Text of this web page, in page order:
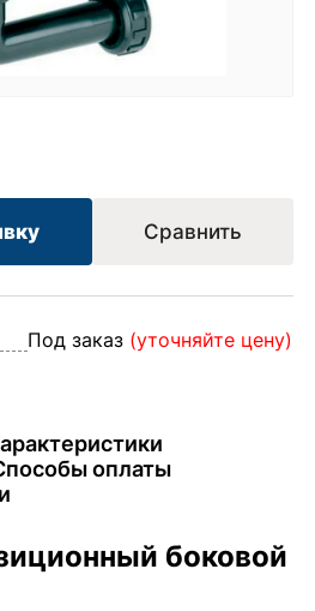
Сравнить
Под заказ (уточняйте цену)
оплаты
боковой